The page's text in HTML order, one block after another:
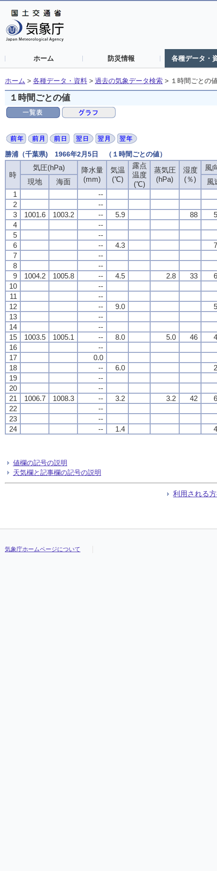
ホーム 防災情報 各種データ・
ホーム > 各種データ・資料 > 過去の気象データ検索 > １時間ごとの
１時間ごとの値
勝浦（千葉県) 1966年2月5日 （１時間ごとの値）
時
気圧(hPa)
降水量
(mm)
気温
(℃)
露点
温度
(℃)
蒸気圧
(hPa)
湿度
(％)
風
現地
海面
風
1
--
2
--
3
1001.6 1003.2 -- 5.9 88
4
--
5
--
6
-- 4.3
7
--
8
--
9
1004.2 1005.8 -- 4.5 2.8 33
10
--
11
--
12
-- 9.0
13
--
14
--
15
1003.5 1005.1 -- 8.0 5.0 46
16
--
17
0.0
18
-- 6.0
19
--
20
--
21
1006.7 1008.3 -- 3.2 3.2 42
22
--
23
--
24
-- 1.4
値欄の記号の説明
天気欄と記事欄の記号の説明
利用される
気象庁ホームページについて